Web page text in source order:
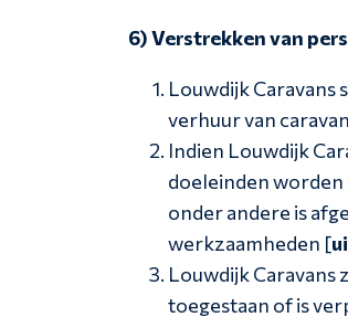
6) Verstrekken van
Louwdijk
verhuur van
Indien Louwdijk
doeleinden
onder andere is
werkzaamheden [
Louwdijk Caravans
toegestaan of is